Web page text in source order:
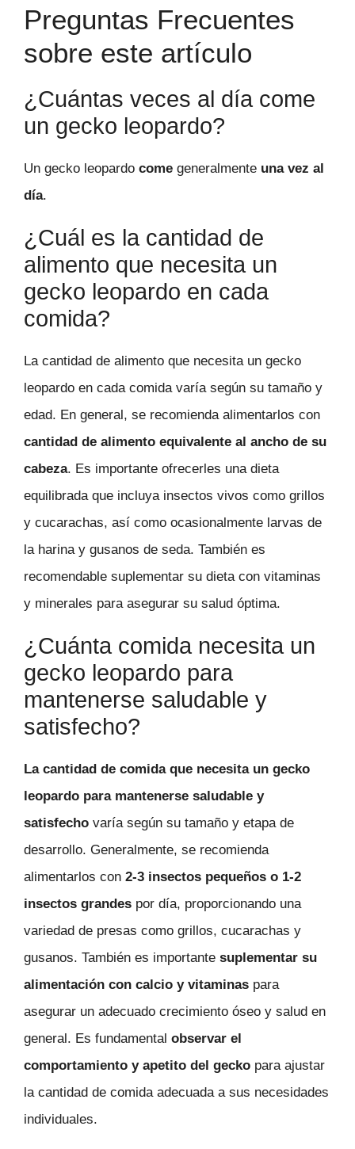
Preguntas Frecuentes
sobre este artículo
¿Cuántas veces al día come
un gecko leopardo?
Un gecko leopardo come generalmente una vez al
día.
¿Cuál es la cantidad de
alimento que necesita un
gecko leopardo en cada
comida?
La cantidad de alimento que necesita un gecko
leopardo en cada comida varía según su tamaño y
edad. En general, se recomienda alimentarlos con
cantidad de alimento equivalente al ancho de su
cabeza. Es importante ofrecerles una dieta
equilibrada que incluya insectos vivos como grillos
y cucarachas, así como ocasionalmente larvas de
la harina y gusanos de seda. También es
recomendable suplementar su dieta con vitaminas
y minerales para asegurar su salud óptima.
¿Cuánta comida necesita un
gecko leopardo para
mantenerse saludable y
satisfecho?
La cantidad de comida que necesita un gecko
leopardo para mantenerse saludable y
satisfecho varía según su tamaño y etapa de
desarrollo. Generalmente, se recomienda
alimentarlos con 2-3 insectos pequeños o 1-2
insectos grandes por día, proporcionando una
variedad de presas como grillos, cucarachas y
gusanos. También es importante suplementar su
alimentación con calcio y vitaminas para
asegurar un adecuado crecimiento óseo y salud en
general. Es fundamental observar el
comportamiento y apetito del gecko para ajustar
la cantidad de comida adecuada a sus necesidades
individuales.